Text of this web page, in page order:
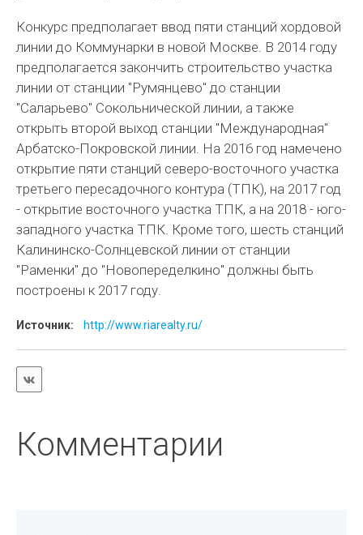
Конкурс предполагает ввод пяти станций хордовой
линии до Коммунарки в новой Москве. В 2014 году
предполагается закончить строительство участка
линии от станции "Румянцево" до станции
"Саларьево" Сокольнической линии, а также
открыть второй выход станции "Международная"
Арбатско-Покровской линии. На 2016 год намечено
открытие пяти станций северо-восточного участка
третьего пересадочного контура (ТПК), на 2017 год
- открытие восточного участка ТПК, а на 2018 - юго-
западного участка ТПК. Кроме того, шесть станций
Калининско-Солнцевской линии от станции
"Раменки" до "Новопеределкино" должны быть
построены к 2017 году.
Источник: http://www.riarealty.ru/
Комментарии